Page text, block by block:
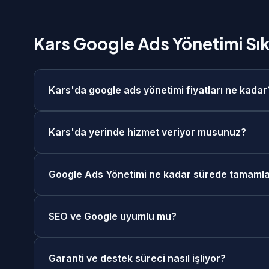
Kars Google Ads Yönetimi
Kars'da google ads yönetimi fiyatları ne
Projenizin kapsamına göre ücretsiz keşif
Taksit seçenekleri mevcuttur.
Kars'da yerinde hizmet veriyor musunuz?
görüşme seçeneğimiz de mevcuttur. Kars'daki
Google Ads Yönetimi ne kadar sürede
hızlandırılmış teslimat seçeneklerimiz de
SEO ve Google uyumlu mu?
hazırlanmaktadır. Schema.org yapılandırılmış
Garanti ve destek süreci nasıl işliyor?